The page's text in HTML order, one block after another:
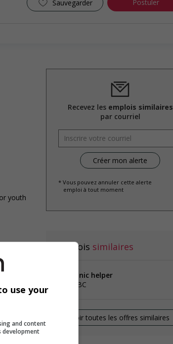
Sauvegarder Postuler
youth
Recevez les emplois similaires
par courriel
* Vous pouvez annuler cette alerte
emploi à tout moment
Emplois similaires
mechanic helper
Delta, BC
Voir toutes les offres similaires
use your
and content
development